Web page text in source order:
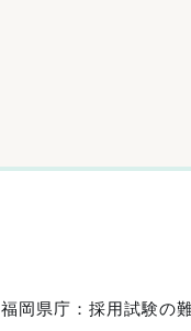
福岡県庁：採用試験の